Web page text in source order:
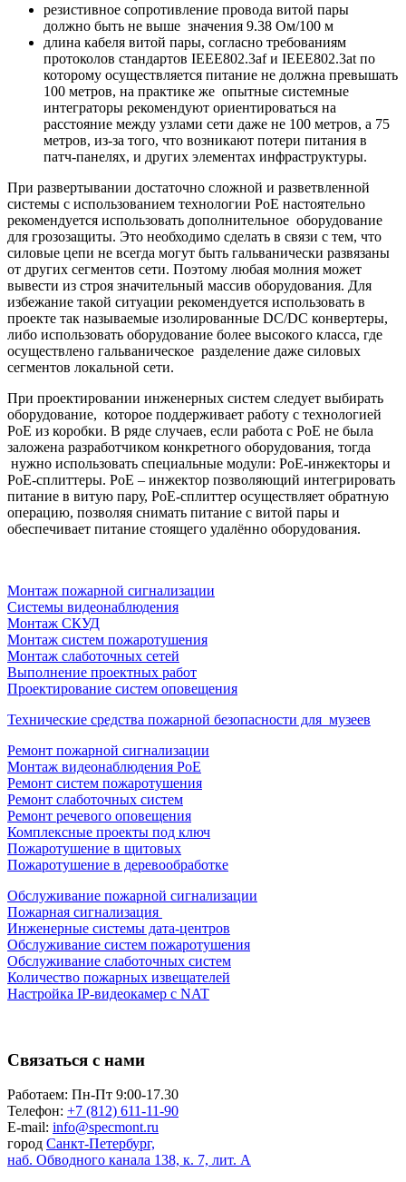
резистивное сопротивление провода витой пары
должно быть не выше значения 9.38 Ом/100 м
длина кабеля витой пары, согласно требованиям
протоколов стандартов IEEE802.3af и IEEE802.3at по
которому осуществляется питание не должна превышать
100 метров, на практике же опытные системные
интеграторы рекомендуют ориентироваться на
расстояние между узлами сети даже не 100 метров, а 75
метров, из-за того, что возникают потери питания в
патч-панелях, и других элементах инфраструктуры.
При развертывании достаточно сложной и разветвленной
системы с использованием технологии PoE настоятельно
рекомендуется использовать дополнительное оборудование
для грозозащиты. Это необходимо сделать в связи с тем, что
силовые цепи не всегда могут быть гальванически развязаны
от других сегментов сети. Поэтому любая молния может
вывести из строя значительный массив оборудования. Для
избежание такой ситуации рекомендуется использовать в
проекте так называемые изолированные DC/DC конвертеры,
либо использовать оборудование более высокого класса, где
осуществлено гальваническое разделение даже силовых
сегментов локальной сети.
При проектировании инженерных систем следует выбирать
оборудование, которое поддерживает работу с технологией
PoE из коробки. В ряде случаев, если работа с PoE не была
заложена разработчиком конкретного оборудования, тогда
нужно использовать специальные модули: PoE-инжекторы и
PoE-сплиттеры. PoE – инжектор позволяющий интегрировать
питание в витую пару, PoE-сплиттер осуществляет обратную
операцию, позволяя снимать питание с витой пары и
обеспечивает питание стоящего удалённо оборудования.
Монтаж пожарной сигнализации
Системы видеонаблюдения
Монтаж СКУД
Монтаж систем пожаротушения
Монтаж слаботочных сетей
Выполнение проектных работ
Проектирование систем оповещения
Технические средства пожарной безопасности для музеев
Ремонт пожарной сигнализации
Монтаж видеонаблюдения PoE
Ремонт систем пожаротушения
Ремонт слаботочных систем
Ремонт речевого оповещения
Комплексные проекты под ключ
Пожаротушение в щитовых
Пожаротушение в деревообработке
Обслуживание пожарной сигнализации
Пожарная сигнализация
Инженерные системы дата-центров
Обслуживание систем пожаротушения
Обслуживание слаботочных систем
Количество пожарных извещателей
Настройка IP-видеокамер с NAT
Связаться с нами
Работаем: Пн-Пт 9:00-17.30
Телефон: +7 (812) 611-11-90
E-mail: info@specmont.ru
город Санкт-Петербург,
наб. Обводного канала 138, к. 7, лит. А